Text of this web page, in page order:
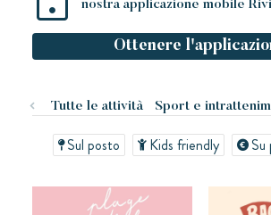
Esotico Radioso Indimenticabile
Lodge di ispirazione polinesiana, una vista
Tropez, una posizione eccezionale.
L'applicazione Riviera Villages
Le nostre offerte
Prenotare
nostra applicazione mobile
Ottenere
Tutte le attività Sport e
Sul posto Kids friendly Su